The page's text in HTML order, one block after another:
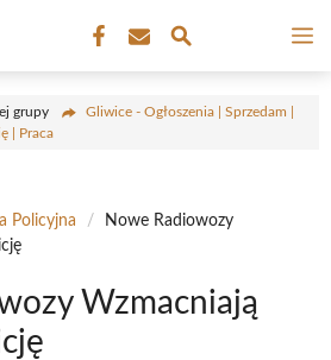
grupy
Gliwice - Ogłoszenia | Sprzedam |
| Praca
Policyjna /
Nowe Radiowozy
Wzmacniają